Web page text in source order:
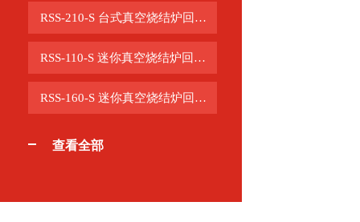
RSS-210-S 台式真空烧结炉回流焊系统
RSS-110-S 迷你真空烧结炉回流焊系统
RSS-160-S 迷你真空烧结炉回流焊系统
查看全部